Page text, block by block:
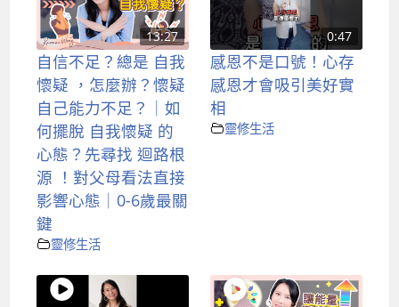
13:27
自信不足？總是 自我
懷疑 ，怎麼辦？懷疑
自己能力不足？｜如
何擺脫 自我懷疑 的
心態？先尋找 迴路根
源 ！對父母看法直接
影響心態｜0-6歲最關
鍵
靈修生活
0:47
感恩不是口號！心存
感恩才會吸引美好實
相
靈修生活